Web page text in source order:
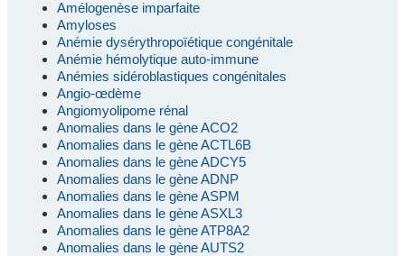
Amélogenèse imparfaite
Amyloses
Anémie dysérythropoïétique congénitale
Anémie hémolytique auto-immune
Anémies sidéroblastiques congénitales
Angio-œdème
Angiomyolipome rénal
Anomalies dans le gène ACO2
Anomalies dans le gène ACTL6B
Anomalies dans le gène ADCY5
Anomalies dans le gène ADNP
Anomalies dans le gène ASPM
Anomalies dans le gène ASXL3
Anomalies dans le gène ATP8A2
Anomalies dans le gène AUTS2